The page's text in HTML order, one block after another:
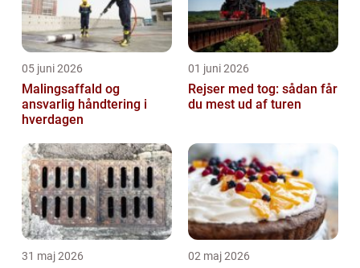
05 juni 2026
Malingsaffald og
ansvarlig håndtering i
hverdagen
01 juni 2026
Rejser med tog: sådan får
du mest ud af turen
31 maj 2026 02 maj 2026